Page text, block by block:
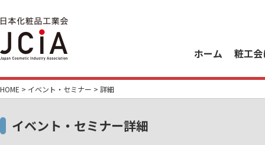
ホーム 粧工
HOME > イベント・セミナー > 詳細
イベント・セミナー詳細